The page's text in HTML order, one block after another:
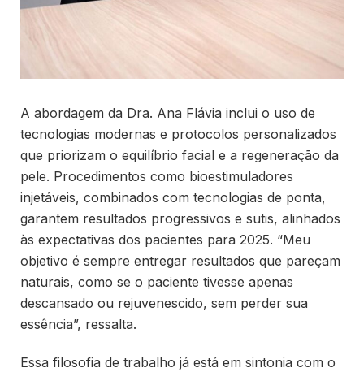
A abordagem da Dra. Ana Flávia inclui o uso de
tecnologias modernas e protocolos personalizados
que priorizam o equilíbrio facial e a regeneração da
pele. Procedimentos como bioestimuladores
injetáveis, combinados com tecnologias de ponta,
garantem resultados progressivos e sutis, alinhados
às expectativas dos pacientes para 2025. “Meu
objetivo é sempre entregar resultados que pareçam
naturais, como se o paciente tivesse apenas
descansado ou rejuvenescido, sem perder sua
essência”, ressalta.
Essa filosofia de trabalho já está em sintonia com o